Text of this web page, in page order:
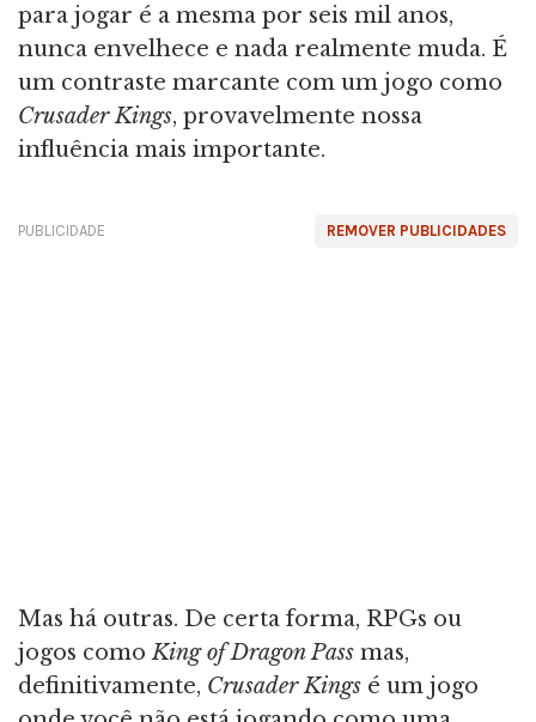
para jogar é a mesma por seis mil anos,
nunca envelhece e nada realmente muda. É
um contraste marcante com um jogo como
Crusader Kings, provavelmente nossa
influência mais importante.
REMOVER PUBLICIDADES
PUBLICIDADE
Mas há outras. De certa forma, RPGs ou
jogos comoKing of Dragon Pass mas,
definitivamente, Crusader Kings é um jogo